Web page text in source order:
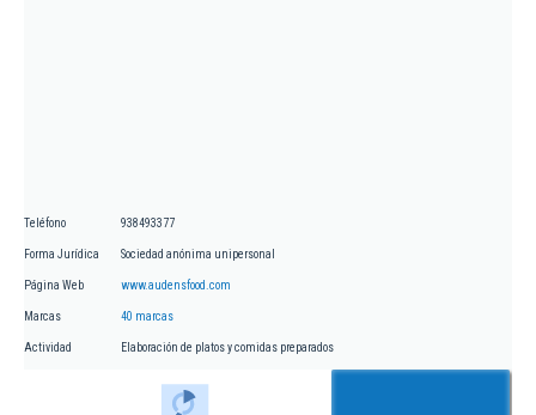
Teléfono 938493377
Forma Jurídica Sociedad anónima unipersonal
Página Web www.audensfood.com
Marcas 40 marcas
Actividad Elaboración de platos y comidas preparados